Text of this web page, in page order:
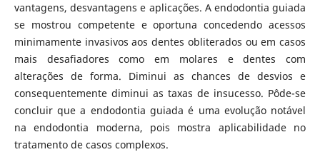
vantagens, desvantagens e aplicações. A endodontia guiada
se mostrou competente e oportuna concedendo acessos
minimamente invasivos aos dentes obliterados ou em casos
mais desafiadores como em molares e dentes com
alterações de forma. Diminui as chances de desvios e
consequentemente diminui as taxas de insucesso. Pôde-se
concluir que a endodontia guiada é uma evolução notável
na endodontia moderna, pois mostra aplicabilidade no
tratamento de casos complexos.